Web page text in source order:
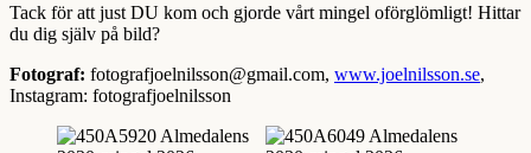
Tack för att just DU kom och gjorde vårt mingel oförglömligt! Hittar
du dig själv på bild?
Fotograf: fotografjoelnilsson@gmail.com, www.joelnilsson.se,
Instagram: fotografjoelnilsson